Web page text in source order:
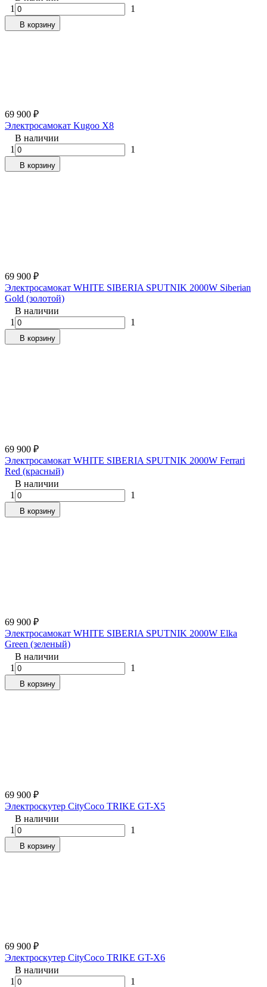
1
1
В корзину
69 900 ₽
Электросамокат Kugoo X8
В наличии
1
1
В корзину
69 900 ₽
Электросамокат WHITE SIBERIA SPUTNIK 2000W Siberian
Gold (золотой)
В наличии
1
1
В корзину
69 900 ₽
Электросамокат WHITE SIBERIA SPUTNIK 2000W Ferrari
Red (красный)
В наличии
1
1
В корзину
69 900 ₽
Электросамокат WHITE SIBERIA SPUTNIK 2000W Elka
Green (зеленый)
В наличии
1
1
В корзину
69 900 ₽
Электроскутер CityCoco TRIKE GT-X5
В наличии
1
1
В корзину
69 900 ₽
Электроскутер CityCoco TRIKE GT-X6
В наличии
1
1